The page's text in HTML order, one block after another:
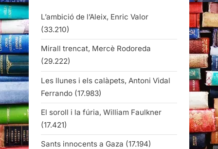
L’ambició de l’Aleix, Enric Valor
(33.210)
Mirall trencat, Mercè Rodoreda
(29.222)
Les llunes i els calàpets, Antoni Vidal
Ferrando (17.983)
El soroll i la fúria, William Faulkner
(17.421)
Sants innocents a Gaza (17.194)